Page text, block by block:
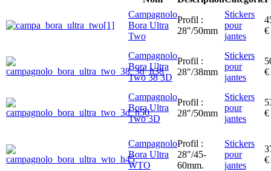
Campagnolo
Bora Ultra
Two
Profil :
28"/50mm
Stickers
pour
jantes
€
Campagnolo
Bora Ultra
Two 38 3D
Profil :
28"/38mm
Stickers
pour
jantes
€
Campagnolo
Bora Ultra
Two 3D
Profil :
28"/50mm
Stickers
pour
jantes
€
Campagnolo
Bora Ultra
WTO
Profil :
28"/45-
60mm.
Stickers
pour
jantes
€